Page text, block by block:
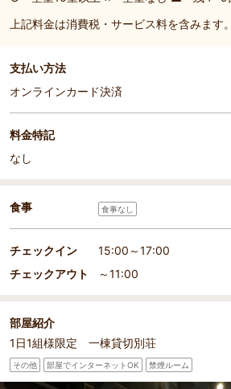
上記料金は消費税・サービス料を含みます。
支払い方法
オンラインカード決済
料金特記
なし
食事 食事なし
チェックイン
15:00～17:00
チェックアウト
～11:00
部屋紹介
1日1組様限定 一棟貸切別荘
その他 部屋でインターネットOK 禁煙ルーム